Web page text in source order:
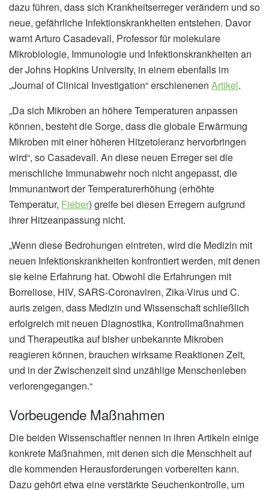
dazu führen, dass sich Krankheitserreger verändern und so
neue, gefährliche Infektionskrankheiten entstehen. Davor
warnt Arturo Casadevall, Professor für molekulare
Mikrobiologie, Immunologie und Infektionskrankheiten an
der Johns Hopkins University, in einem ebenfalls im
„Journal of Clinical Investigation“ erschienenen Artikel.
„Da sich Mikroben an höhere Temperaturen anpassen
können, besteht die Sorge, dass die globale Erwärmung
Mikroben mit einer höheren Hitzetoleranz hervorbringen
wird“, so Casadevall. An diese neuen Erreger sei die
menschliche Immunabwehr noch nicht angepasst, die
Immunantwort der Temperaturerhöhung (erhöhte
Temperatur, Fieber) greife bei diesen Erregern aufgrund
ihrer Hitzeanpassung nicht.
„Wenn diese Bedrohungen eintreten, wird die Medizin mit
neuen Infektionskrankheiten konfrontiert werden, mit denen
sie keine Erfahrung hat. Obwohl die Erfahrungen mit
Borreliose, HIV, SARS-Coronaviren, Zika-Virus und C.
auris zeigen, dass Medizin und Wissenschaft schließlich
erfolgreich mit neuen Diagnostika, Kontrollmaßnahmen
und Therapeutika auf bisher unbekannte Mikroben
reagieren können, brauchen wirksame Reaktionen Zeit,
und in der Zwischenzeit sind unzählige Menschenleben
verlorengegangen.“
Vorbeugende Maßnahmen
Die beiden Wissenschaftler nennen in ihren Artikeln einige
konkrete Maßnahmen, mit denen sich die Menschheit auf
die kommenden Herausforderungen vorbereiten kann.
Dazu gehört etwa eine verstärkte Seuchenkontrolle, um